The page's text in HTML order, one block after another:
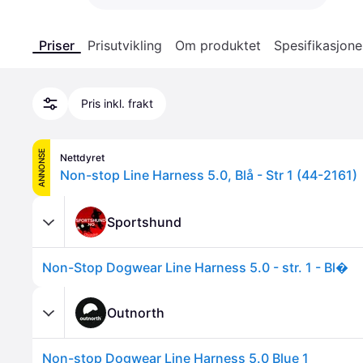
Priser Prisutvikling Om produktet
Pris inkl. frakt
ANNONSE Nettdyret
Non-stop Line Harness 5.0, Blå - Str 1 (44-2161)
Sportshund
Non-Stop Dogwear Line Harness 5.0 - str. 1 - Bl�
Outnorth
Non-stop Dogwear Line Harness 5.0 Blue 1